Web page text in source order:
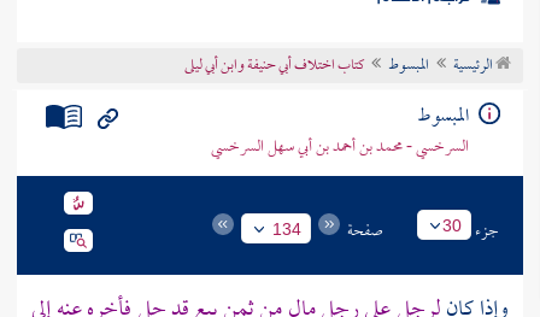
موضوعي
تراجم الأعلام
الرئيسية المبسوط كتاب اختلاف أبي حنيفة وابن أبي ليلى
المبسوط
السرخسي - محمد بن أحمد بن أبي سهل السرخسي
جزء 30 صفحة 134